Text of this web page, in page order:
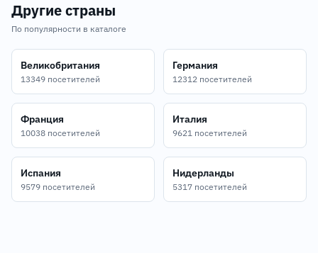
Другие страны
По популярности в каталоге
Великобритания
13349 посетителей
Германия
12312 посетителей
Франция
10038 посетителей
Италия
9621 посетителей
Испания
9579 посетителей
Нидерланды
5317 посетителей